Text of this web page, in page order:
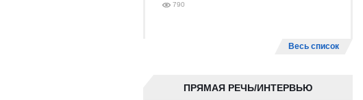
790
Весь список
ПРЯМАЯ РЕЧЬ/ИНТЕРВЬЮ